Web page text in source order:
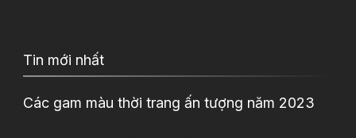
Tin mới nhất
Các gam màu thời trang ấn tượng năm 2023